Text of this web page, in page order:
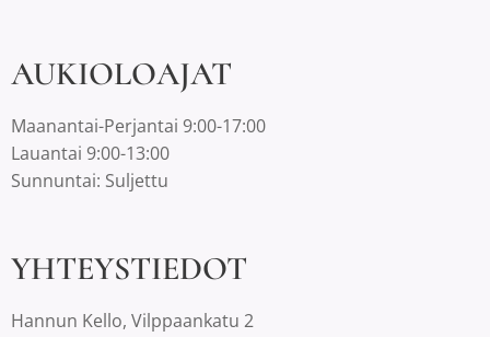
AUKIOLOAJAT
Maanantai-Perjantai 9:00-17:00
Lauantai 9:00-13:00
Sunnuntai: Suljettu
YHTEYSTIEDOT
Hannun Kello, Vilppaankatu 2